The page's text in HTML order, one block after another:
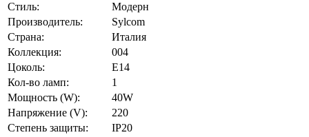
Стиль:
Модерн
Производитель:
Sylcom
Страна:
Италия
Коллекция:
004
Цоколь:
E14
Кол-во ламп:
1
Мощность (W):
40W
Напряжение (V):
220
Степень защиты:
IP20